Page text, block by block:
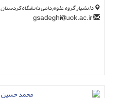
دانشیار گروه علوم دامی دانشگاه کردستان
uok.ac.ir